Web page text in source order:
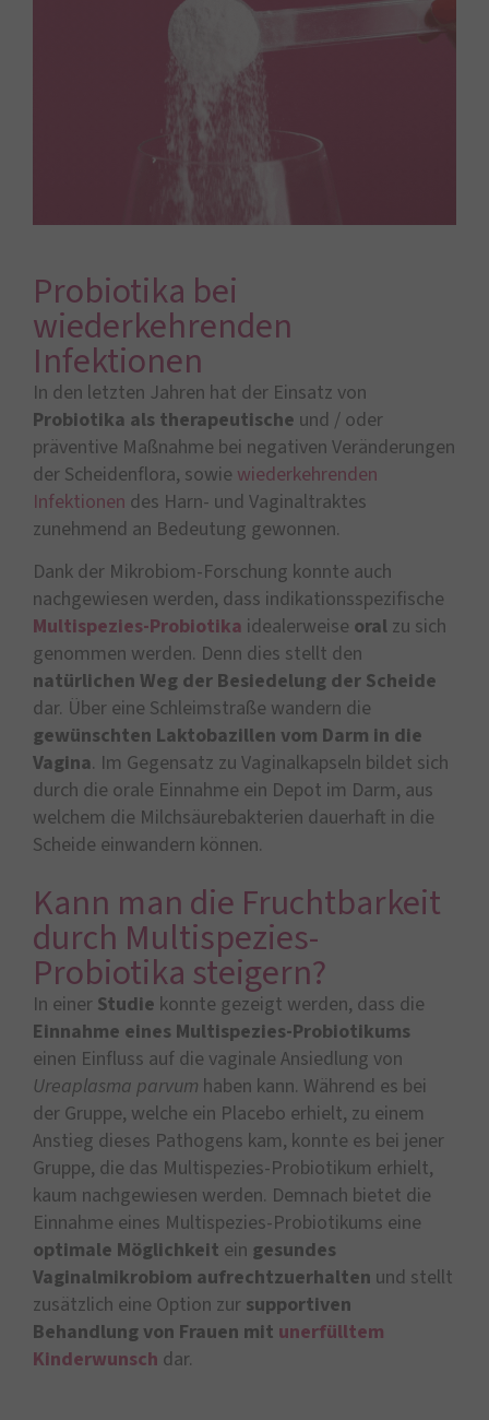
Probiotika bei
wiederkehrenden
Infektionen
In den letzten Jahren hat der Einsatz von
Probiotika als therapeutische und / oder
präventive Maßnahme bei negativen Veränderungen
der Scheidenflora, sowie wiederkehrenden
Infektionen des Harn- und Vaginaltraktes
zunehmend an Bedeutung gewonnen.
Dank der Mikrobiom-Forschung konnte auch
nachgewiesen werden, dass indikationsspezifische
Multispezies-Probiotika idealerweise oral zu sich
genommen werden. Denn dies stellt den
natürlichen Weg der Besiedelung der Scheide
dar. Über eine Schleimstraße wandern die
gewünschten Laktobazillen vom Darm in die
Vagina. Im Gegensatz zu Vaginalkapseln bildet sich
durch die orale Einnahme ein Depot im Darm, aus
welchem die Milchsäurebakterien dauerhaft in die
Scheide einwandern können.
Kann man die Fruchtbarkeit
durch Multispezies-
Probiotika steigern?
In einer Studie konnte gezeigt werden, dass die
Einnahme eines Multispezies-Probiotikums
einen Einfluss auf die vaginale Ansiedlung von
Ureaplasma parvum haben kann. Während es bei
der Gruppe, welche ein Placebo erhielt, zu einem
Anstieg dieses Pathogens kam, konnte es bei jener
Gruppe, die das Multispezies-Probiotikum erhielt,
kaum nachgewiesen werden. Demnach bietet die
Einnahme eines Multispezies-Probiotikums eine
optimale Möglichkeit ein gesundes
Vaginalmikrobiom aufrechtzuerhalten und stellt
zusätzlich eine Option zur supportiven
Behandlung von Frauen mit unerfülltem
Kinderwunsch dar.